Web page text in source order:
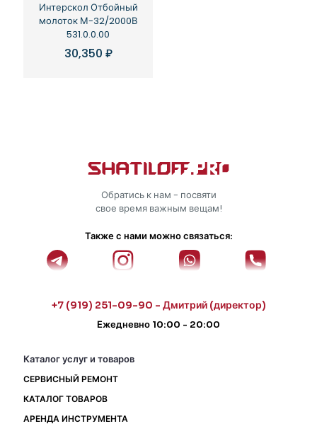
Интерскол Отбойный
молоток М-32/2000В
531.0.0.00
30,350 ₽
Обратись к нам - посвяти
свое время важным вещам!
Также с нами можно связаться:
+7 (919) 251-09-90 - Дмитрий (директор)
Ежедневно 10:00 - 20:00
Каталог услуг и товаров
СЕРВИСНЫЙ РЕМОНТ
КАТАЛОГ ТОВАРОВ
АРЕНДА ИНСТРУМЕНТА